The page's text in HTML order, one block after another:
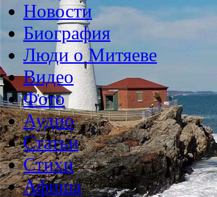
Новости
Биография
Люди о Митяеве
Видео
Фото
Аудио
Статьи
Стихи
Афиша